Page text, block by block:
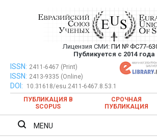
Евразийский Союз
публикация научных
ежемесячном
Лицензия СМИ: ПИ № ФС77-
Публикуется с 2014 года
Евразийский Союз Ученых — публикация
ежемесячном научном
ISSN: 2411-6467 (Print)
ISSN: 2413-9335 (Online)
DOI:
10.31618/esu.2411-6467.8.53.1
ПУБЛИКАЦИЯ В
SCOPUS
СРОЧНАЯ
ПУБЛИКАЦИЯ
MENU